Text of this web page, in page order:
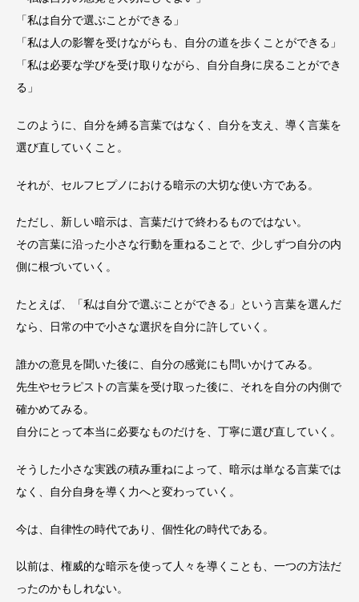
「私は自分で選ぶことができる」
「私は人の影響を受けながらも、自分の道を歩くことができる」
「私は必要な学びを受け取りながら、自分自身に戻ることができ
る」
このように、自分を縛る言葉ではなく、自分を支え、導く言葉を
選び直していくこと。
それが、セルフヒプノにおける暗示の大切な使い方である。
ただし、新しい暗示は、言葉だけで終わるものではない。
その言葉に沿った小さな行動を重ねることで、少しずつ自分の内
側に根づいていく。
たとえば、「私は自分で選ぶことができる」という言葉を選んだ
なら、日常の中で小さな選択を自分に許していく。
誰かの意見を聞いた後に、自分の感覚にも問いかけてみる。
先生やセラピストの言葉を受け取った後に、それを自分の内側で
確かめてみる。
自分にとって本当に必要なものだけを、丁寧に選び直していく。
そうした小さな実践の積み重ねによって、暗示は単なる言葉では
なく、自分自身を導く力へと変わっていく。
今は、自律性の時代であり、個性化の時代である。
以前は、権威的な暗示を使って人々を導くことも、一つの方法だ
ったのかもしれない。